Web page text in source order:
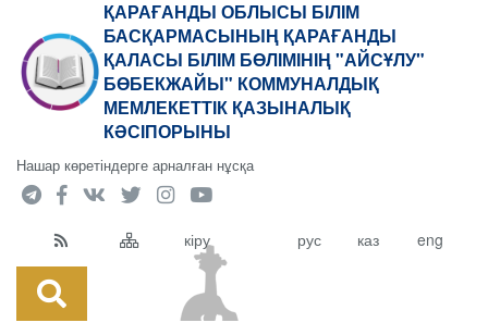
ҚАРАҒАНДЫ ОБЛЫСЫ БІЛІМ
БАСҚАРМАСЫНЫҢ ҚАРАҒАНДЫ
ҚАЛАСЫ БІЛІМ БӨЛІМІНІҢ "АЙСҰЛУ"
БӨБЕКЖАЙЫ" КОММУНАЛДЫҚ
МЕМЛЕКЕТТІК ҚАЗЫНАЛЫҚ
КӘСІПОРЫНЫ
Нашар көретіндерге арналған нұсқа
кіру рус каз eng